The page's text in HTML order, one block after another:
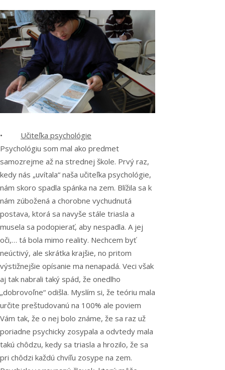
• Učiteľka psychológie
Psychológiu som mal ako predmet
samozrejme až na strednej škole. Prvý raz,
kedy nás „uvítala“ naša učiteľka psychológie,
nám skoro spadla spánka na zem. Blížila sa k
nám zúbožená a chorobne vychudnutá
postava, ktorá sa navyše stále triasla a
musela sa podopierať, aby nespadla. A jej
oči,… tá bola mimo reality. Nechcem byť
neúctivý, ale skrátka krajšie, no pritom
výstižnejšie opísanie ma nenapadá. Veci však
aj tak nabrali taký spád, že onedlho
„dobrovoľne“ odišla. Myslím si, že teóriu mala
určite preštudovanú na 100% ale poviem
Vám tak, že o nej bolo známe, že sa raz už
poriadne psychicky zosypala a odvtedy mala
takú chôdzu, kedy sa triasla a hrozilo, že sa
pri chôdzi každú chvíľu zosype na zem.